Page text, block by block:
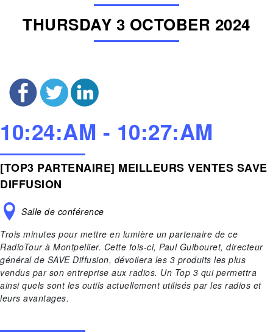
THURSDAY 3 OCTOBER 2024
10:24:AM - 10:27:AM
[TOP3 PARTENAIRE] MEILLEURS VENTES SAVE
DIFFUSION
Salle de conférence
Trois minutes pour mettre en lumière un partenaire de ce
RadioTour à Montpellier. Cette fois-ci, Paul Guibouret, directeur
général de SAVE Diffusion, dévoilera les 3 produits les plus
vendus par son entreprise aux radios. Un Top 3 qui permettra
ainsi quels sont les outils actuellement utilisés par les radios et
leurs avantages.